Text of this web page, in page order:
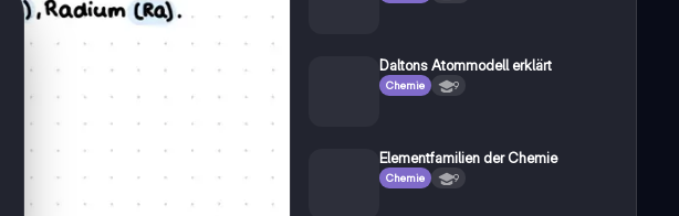
Daltons Atommodell erklärt
Chemie 9
Elementfamilien der Chemie
Chemie 9